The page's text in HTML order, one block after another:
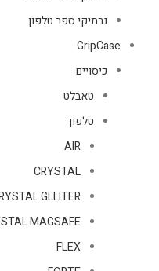
נרתיקי ספר טלפון
GripCase
כיסויים
טאבלט
טלפון
AIR
CRYSTAL
GLLITER
MAGSAFE
FLEX